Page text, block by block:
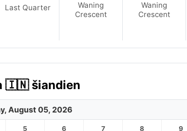
Last Quarter
Waning
Crescent
Waning
Crescent
🇮🇳 šiandien
August 05, 2026
5 6 7 8 9